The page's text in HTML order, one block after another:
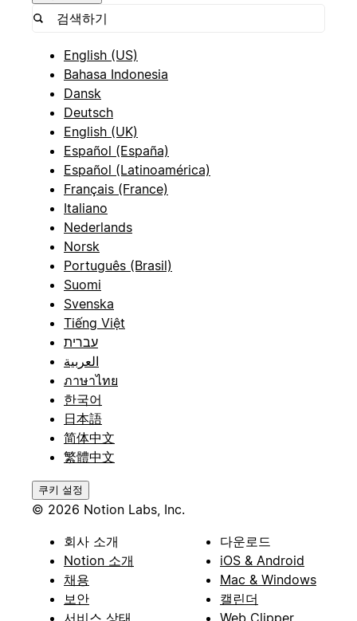
English (US)
Bahasa Indonesia
Dansk
Deutsch
English (UK)
Español (España)
Español (Latinoamérica)
Français (France)
Italiano
Nederlands
Norsk
Português (Brasil)
Suomi
Svenska
Tiếng Việt
עברית
العربية
ภาษาไทย
한국어
日本語
简体中文
繁體中文
쿠키 설정
© 2026 Notion Labs, Inc.
회사 소개
Notion 소개
채용
보안
다운로드
iOS & Android
Mac & Windows
캘린더